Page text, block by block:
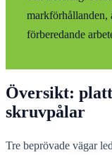
markförhållanden,
förberedande
Översikt:
skruvpålar
Tre beprövade vägar